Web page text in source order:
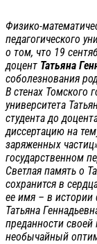
Физико-
педагогического
о том, что 19
доцент Татьяна
соболезнования
В стенах Томского
университета
студента до
диссертацию на
заряженных
государственном
Светлая память о
сохранится в
ее имя – в истории
Татьяна
преданности
необычайный